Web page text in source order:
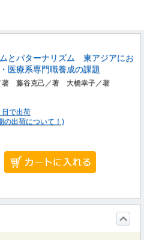
とパターナリズム 東アジアにお
医療系専門職養成の課題
著 藤谷克己／著 大橋幸子／著
日で出荷
の出荷について！)